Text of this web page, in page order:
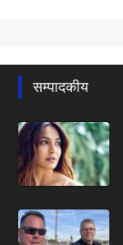
सम्पादकीय